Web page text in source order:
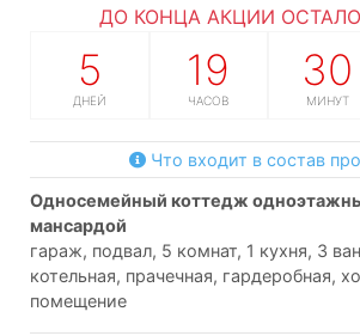
ДО КОНЦА АКЦИИ
5
ДНЕЙ
19
ЧАСОВ
30
МИНУТ
Что входит в состав
односемейный коттедж одноэтажный с жилой
мансардой
гараж, подвал, 5 комнат, 1 кухня, 3
котельная, прачечная, гардеробная,
помещение